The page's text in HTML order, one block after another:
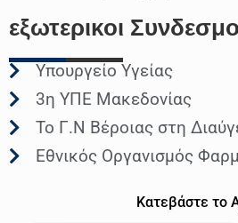
εξωτερικοι
Υπουργείο Υγείας
3η ΥΠΕ Μακεδονίας
Το Γ.Ν Βέροιας στη
Εθνικός Οργανισμός
Κατεβάστε το